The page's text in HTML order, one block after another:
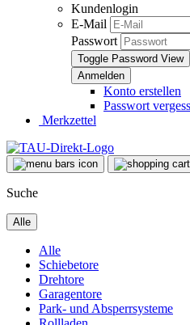
Kundenlogin
E-Mail
Passwort
Toggle Password View
Konto erstellen
Passwort
Merkzettel
Suche
Alle
Alle
Schiebetore
Drehtore
Garagentore
Park- und Absperrsysteme